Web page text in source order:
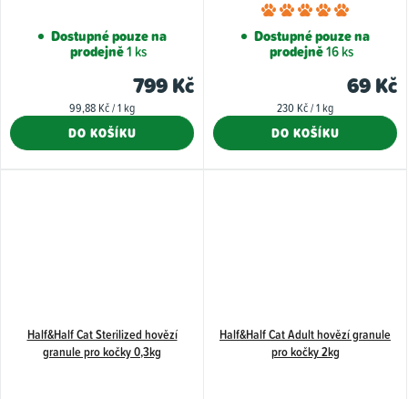
Dostupné pouze na
prodejně1 ks
799 Kč
Měrná
99,88 Kč / 1 kg
DO KOŠÍKU
je
5,0
z
Dostupné pouze na
prodejně16 ks
69 Kč
Měrná
230 Kč / 1 kg
DO KOŠÍKU
Half&Half Cat Sterilized hovězí
granule pro kočky 0,3kg
Half&Half Cat Adult hovězí granule
pro kočky 2kg